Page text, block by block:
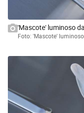
'Mascote' luminoso
Foto: 'Mascote'